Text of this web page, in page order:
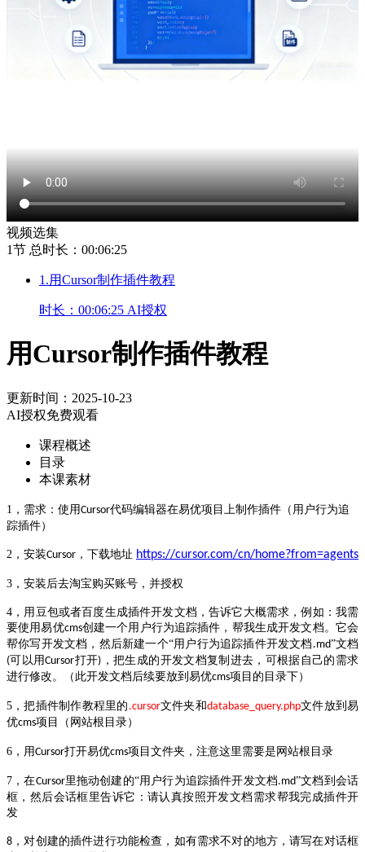
视频选集
1节 总时长：00:06:25
1.用Cursor制作插件教程
时长：00:06:25 AI授权
用Cursor制作插件教程
更新时间：2025-10-23
AI授权免费观看
课程概述
目录
本课素材
1， 需求：使用Cursor代码编辑器在易优项目上制作插件（用户行为追
踪插件）
2， 安装Cursor ，下载地址 https://cursor.com/cn/home?from=agents
3， 安装后去淘宝购买账号，并授权
4， 用豆包或者百度生成插件开发文档，告诉它大概需求，例如：我需
要使用易优cms创建一个用户行为追踪插件，帮我生成开发文档。它会
帮你写开发文档，然后新建一个“用户行为追踪插件开发文档 .md”文档
(可以用Cursor打开) ，把生成的开发文档复制进去，可根据自己的需求
进行修改。（此开发文档后续要放到易优cms项目的目录下）
5，把插件制作教程里的 .cursor文件夹和database_query.php文件放到易
优cms项目（网站根目录）
6， 用Cursor打开易优cms项目文件夹，注意这里需要是网站根目录
7，在Cursor里拖动创建的“用户行为追踪插件开发文档.md”文档到会话
框，然后会话框里告诉它：请认真按照开发文档需求帮我完成插件开
发
8 ，对创建的插件进行功能检查，如有需求不对的地方，请写在对话框